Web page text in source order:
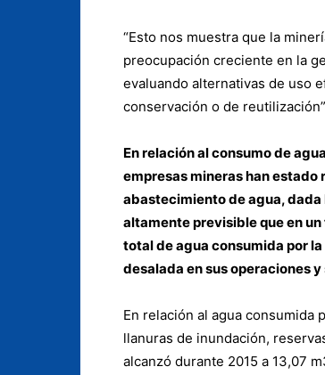
“Esto nos muestra que la
preocupación creciente en la
evaluando alternativas de uso
conservación o de
En relación al consumo de
empresas mineras han
abastecimiento de agua, dada
altamente previsible que en
total de agua consumida por
desalada en sus operaciones
En relación al agua
llanuras de inundación,
alcanzó durante 2015 a 13,07